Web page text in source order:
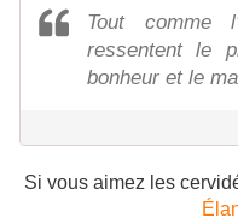
Tout comme
ressentent le
bonheur et le
Si vous aimez les